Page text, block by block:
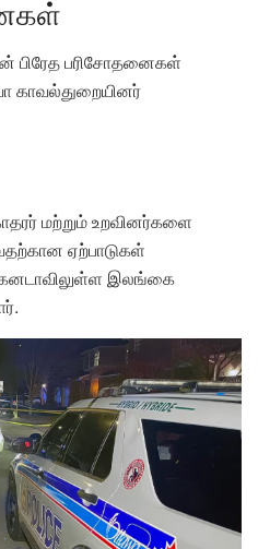
பிரேத பரிசோதனைகள்
காவல்துறையினர்
மற்றும் உறவினர்களை
ஏற்பாடுகள்
இலங்கை